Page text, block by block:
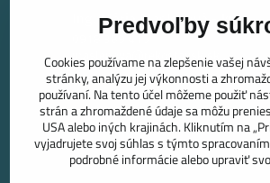
Ing​. Mária Maslenová - krby
0918 389 415
maslenova@rekostavsk.sk
Predvoľby
Cookies používame na zlepšenie vašej
stránky, analýzu jej výkonnosti a
používaní. Na tento účel môžeme použiť
strán a zhromaždené údaje sa môžu
USA alebo iných krajinách. Kliknutím na
vyjadrujete svoj súhlas s týmto
podrobné informácie alebo upraviť